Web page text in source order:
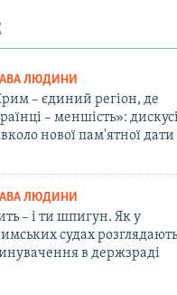
ЛЮДИНИ
– єдиний регіон, де
– меншість»:
нової пам'ятної дати
ЛЮДИНИ
– і ти шпигун. Як у
судах розглядають
в держзраді